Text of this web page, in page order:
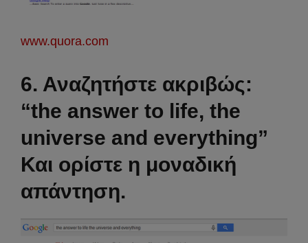
www.quora.com
6. Αναζητήστε ακριβώς:
“the answer to life, the
universe and everything”
Και ορίστε η μοναδική
απάντηση.